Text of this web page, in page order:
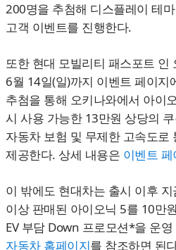
200명을 추첨해 디스플레이 테
고객 이벤트를 진행한다.
또한 현대 모빌리티 패스포트 인
6월 14일(일)까지 이벤트 페이지
추첨을 통해 오키나와에서 아이
시 사용 가능한 13만원 상당의
자동차 보험 및 무제한 고속도로
제공한다. 상세 내용은 이벤트 페
이 밖에도 현대차는 출시 이후
이상 판매된 아이오닉 5를 10만
EV 부담 Down 프로모션*을 운
자동차 홈페이지를 참조하면 된